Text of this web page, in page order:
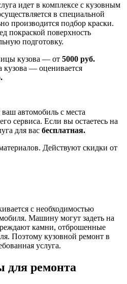
идет в комплексе с кузовным
в специальной
производится подбор краски.
покраской поверхность
подготовку.
кузова — от 5000 руб.
кузова — оценивается
ваш автомобиль с места
сервиса. Если вы остаетесь на
для вас бесплатная.
Действуют скидки от
с необходимостью
Машину могут задеть на
камни, отброшенные
Поэтому кузовной ремонт в
услуга.
ремонта